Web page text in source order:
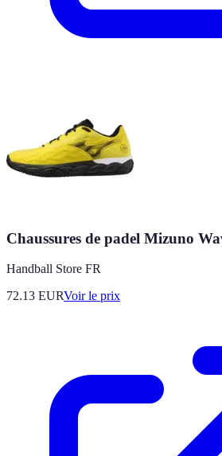
Chaussures de padel Mizuno
Handball Store FR
72.13 EURVoir le prix